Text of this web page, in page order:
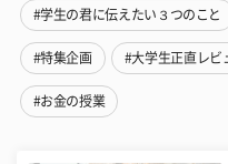
#学生の君に伝えたい３つのこと
#特集企画 #大学生正直レビ
#お金の授業